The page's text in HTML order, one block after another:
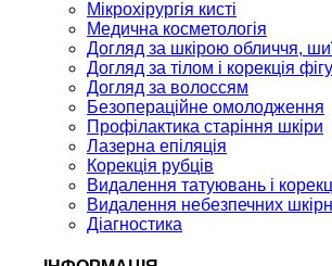
Мікрохірургія кисті
Медична косметологія
Догляд за шкірою обличчя,
Догляд за тілом і корекція
Догляд за волоссям
Безопераційне омолодження
Профілактика старіння шкіри
Лазерна епіляція
Корекція рубців
Видалення татуювань і
Видалення небезпечних
Діагностика